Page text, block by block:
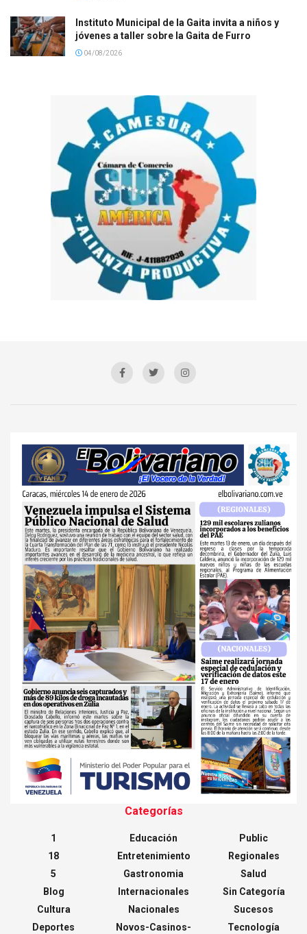
Instituto Municipal de la Gaita invita a niños y
jóvenes a taller sobre la Gaita de Furro
04/08/2026
Categorías
1
18
5
Blog
Cultura
Deportes
Educación
Entretenimiento
Gastronomia
Internacionales
Nacionales
Novos-Casinos-
Public
Regionales
Salud
Sin Categoría
Sucesos
Tecnología